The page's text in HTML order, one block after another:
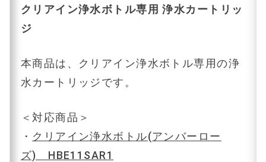
クリアイン浄水ボトル専用 浄水カートリッ
ジ
本商品は、クリアイン浄水ボトル専用の浄
水カートリッジです。
＜対応商品＞
・ クリアイン浄水ボトル(アンバーロー
ズ) HBE11SAR1